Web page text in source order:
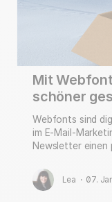
Mit
schöner
Webfonts sind
im E-Mail-
Newsletter einen
Lea · 07.